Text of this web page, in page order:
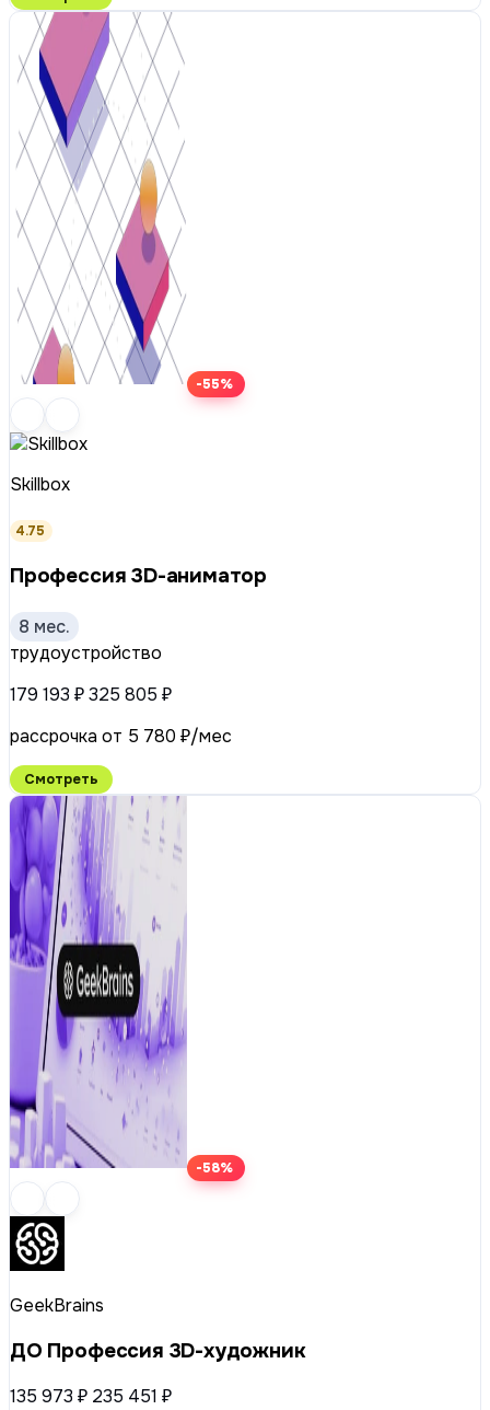
-55%
Skillbox
4.75
Профессия 3D-аниматор
8 мес.
трудоустройство
179 193 ₽325 805 ₽
рассрочка от 5 780 ₽/мес
Смотреть
-58%
GeekBrains
ДО Профессия 3D-художник
135 973 ₽ 235 451 ₽